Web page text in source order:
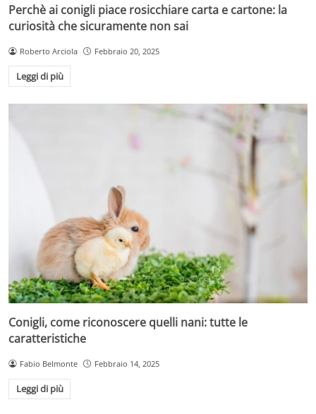
Perchè ai conigli piace rosicchiare carta e cartone: la
curiosità che sicuramente non sai
Roberto Arciola Febbraio 20, 2025
Leggi di più
Conigli, come riconoscere quelli nani: tutte le
caratteristiche
Fabio Belmonte Febbraio 14, 2025
Leggi di più